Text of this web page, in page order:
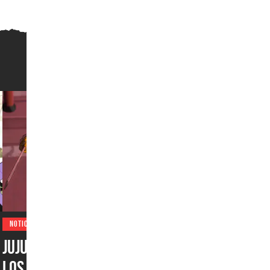
NOTICIAS
Jujutsu Kaisen emociona a